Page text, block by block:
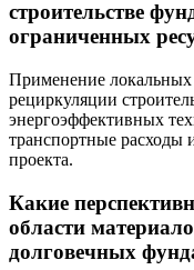
строительстве
ограниченных
Применение локальных
рециркуляции
энергоэффективных
транспортные расходы
проекта.
Какие
области
долговечных